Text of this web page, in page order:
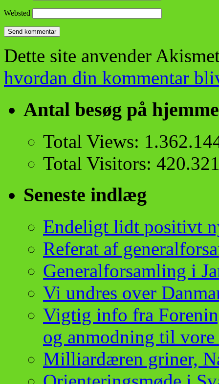
Websted
Dette site anvender
hvordan din kommentar
Antal besøg på
Total Views:
Total Visitors:
Seneste indlæg
Endeligt lidt positivt
Referat af
Generalforsamling i
Vi undres over
Vigtig info fra
og anmodning til
Milliardæren griner,